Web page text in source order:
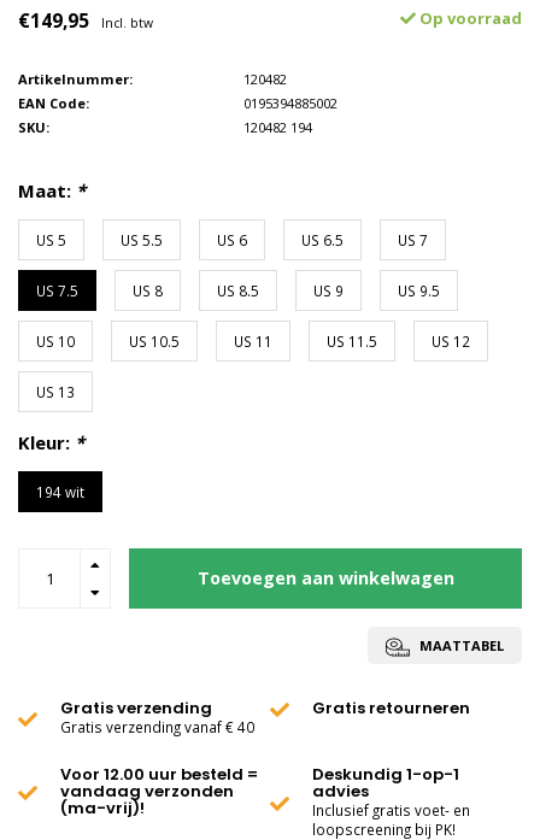
€149,95 Incl. btw Op voorraad
Artikelnummer:
120482
EAN Code:
0195394885002
SKU:
120482 194
Maat: *
US 5 US 5.5 US 6 US 6.5 US 7
US 7.5 US 8 US 8.5 US 9 US 9.5
US 10 US 10.5 US 11 US 11.5 US 12
US 13
Kleur: *
194 wit
Toevoegen aan winkelwagen
MAATTABEL
Gratis verzending
Gratis verzending vanaf € 40
Gratis retourneren
Voor 12.00 uur besteld =
vandaag verzonden
(ma-vrij)!
Deskundig 1-op-1
advies
Inclusief gratis voet- en
loopscreening bij PK!